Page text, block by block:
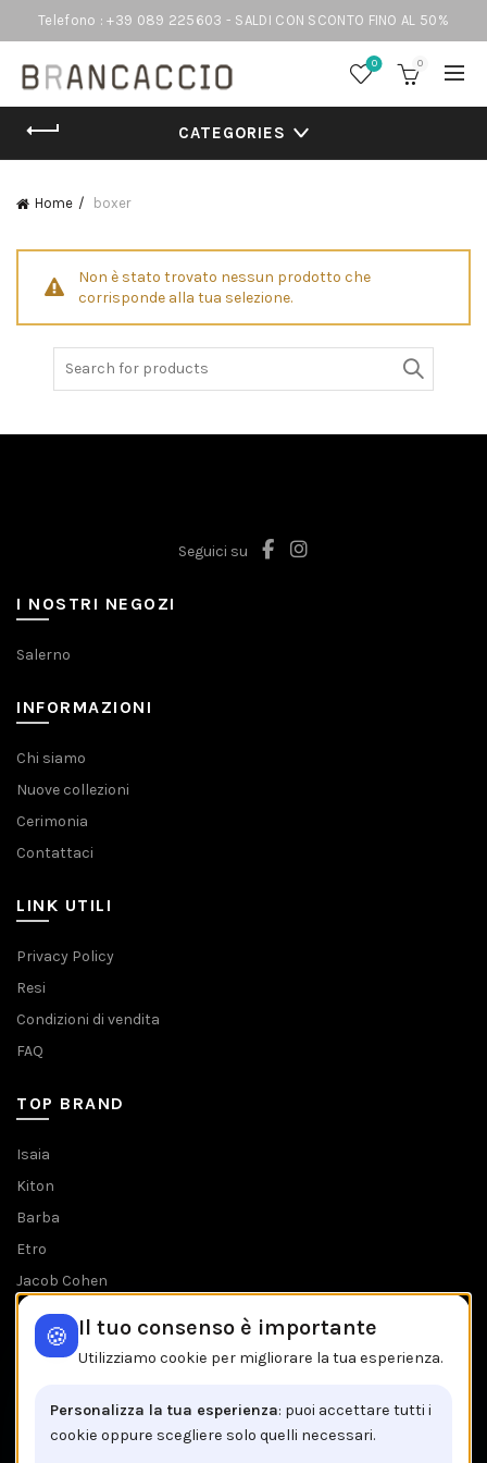
Telefono : +39 089 225603 - SALDI CON SCONTO FINO AL 50%
0 0
CATEGORIES
Home boxer
Non è stato trovato nessun prodotto che
corrisponde alla tua selezione.
Seguici su
I NOSTRI NEGOZI
Salerno
INFORMAZIONI
Chi siamo
Nuove collezioni
Cerimonia
Contattaci
LINK UTILI
Privacy Policy
Resi
Condizioni di vendita
FAQ
TOP BRAND
Isaia
Kiton
Barba
Etro
Jacob Cohen
Tombolini
Tutti i brands
🍪 Il tuo consenso è importante
Utilizziamo cookie per migliorare la tua esperienza.
Personalizza la tua esperienza: puoi accettare tutti i
cookie oppure scegliere solo quelli necessari.